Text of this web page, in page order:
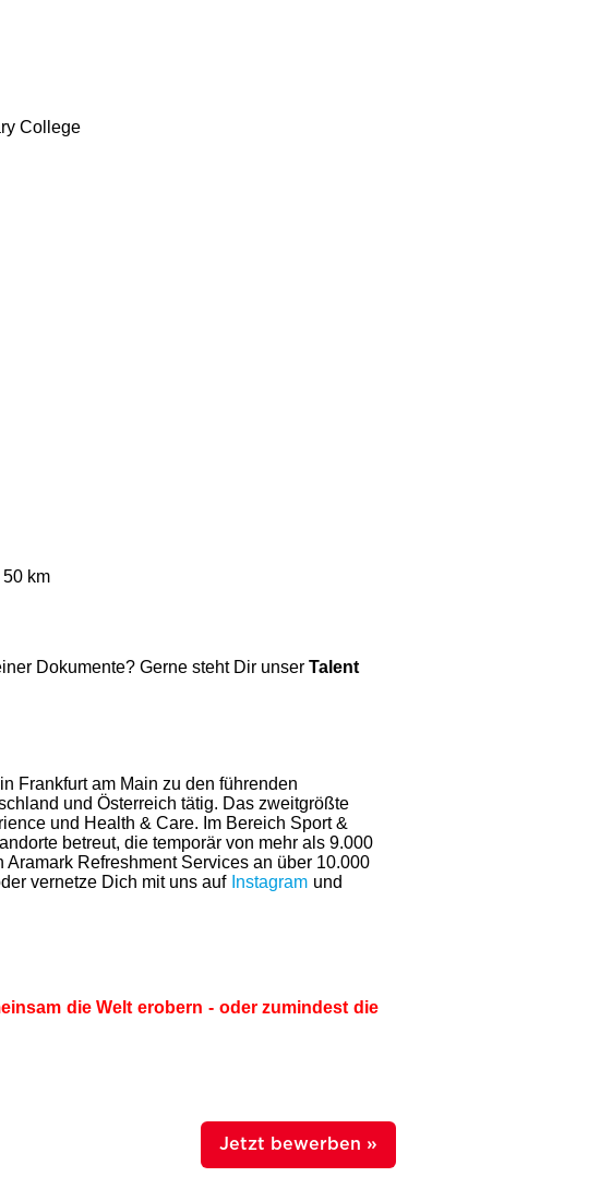
College
km
Dokumente? Gerne steht Dir unser Talent
Frankfurt am Main zu den führenden
und Österreich tätig. Das zweitgrößte
und Health & Care. Im Bereich Sport &
betreut, die temporär von mehr als 9.000
Refreshment Services an über 10.000
vernetze Dich mit uns auf Instagram und
die Welt erobern - oder zumindest die
Jetzt bewerben »